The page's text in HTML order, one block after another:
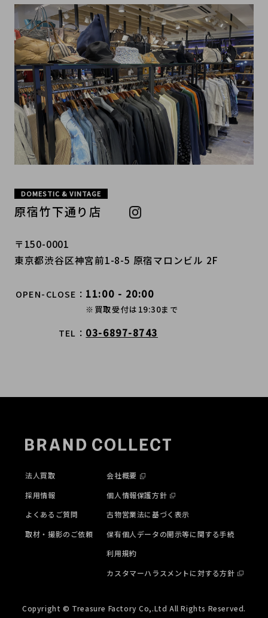
DOMESTIC & VINTAGE
原宿竹下通り店
〒150-0001
東京都渋谷区神宮前1-8-5 原宿マロンビル 2F
OPEN-CLOSE 11:00 - 20:00
※買取受付は19:30まで
TEL 03-6897-8743
法人買取
採用情報
よくあるご質問
取材・撮影のご依頼
会社概要
個人情報保護方針
古物営業法に基づく表示
保有個人データの開示等に関する手続
利用規約
カスタマーハラスメントに対する方針
Copyright © Treasure Factory Co,.Ltd All Rights Reserved.